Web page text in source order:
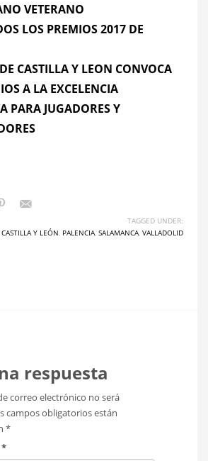
VETERANO
LOS PREMIOS 2017 DE
CASTILLA Y LEON CONVOCA
A LA EXCELENCIA
PARA JUGADORES Y
TAGGED UNDER:
CASTILLA Y LEÓN PALENCIA SALAMANCA VALLADOLID
respuesta
correo electrónico no será
campos obligatorios están
*
*